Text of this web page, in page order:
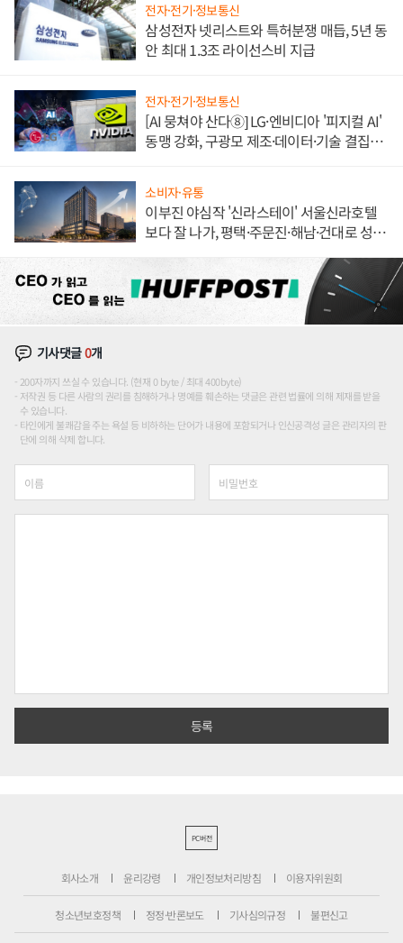
전자·전기·정보통신
삼성전자 넷리스트와 특허분쟁 매듭, 5년 동
안 최대 1.3조 라이선스비 지급
전자·전기·정보통신
[AI 뭉쳐야 산다⑧] LG·엔비디아 '피지컬 AI'
동맹 강화, 구광모 제조·데이터·기술 결집
소비자·유통
이부진 야심작 '신라스테이' 서울신라호텔
보다 잘 나가, 평택·주문진·해남·건대로 성
기사댓글0개
200자까지 쓰실 수 있습니다. (현재 0 byte / 최대 400byte)
저작권 등 다른 사람의 권리를 침해하거나 명예를 훼손하는 댓글은 관련 법률에 의해 제재를 받을
수 있습니다.
타인에게 불쾌감을 주는 욕설 등 비하하는 단어가 내용에 포함되거나 인신공격성 글은 관리자의 판
단에 의해 삭제 합니다.
PC버전
회사소개 윤리강령 개인정보처리방침 이용자위원회
청소년보호정책 정정·반론보도 기사심의규정 불편신고